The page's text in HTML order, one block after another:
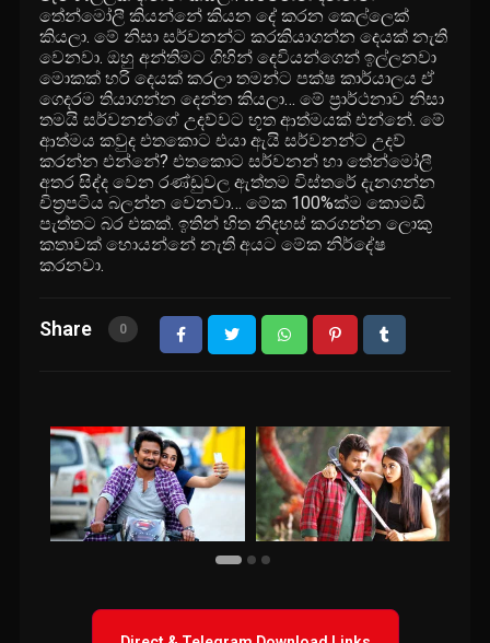
තේන්මෝලී කියන්නේ කියන දේ කරන කෙල්ලෙක්
කියලා. මේ නිසා සර්වනන්ට කරකියාගන්න දෙයක් නැති
වෙනවා. ඔහු අන්තිමට ගිහින් දෙවියන්ගෙන් ඉල්ලනවා
මොකක් හරි දෙයක් කරලා තමන්ට පක්ෂ කාර්යාලය ඒ
ගෙදරම තියාගන්න දෙන්න කියලා… මේ ප්‍රාර්ථනාව නිසා
තමයි සර්වනන්ගේ උදව්වට භූත ආත්මයක් එන්නේ. මේ
ආත්මය කවුද එතකොට එයා ඇයි සර්වනන්ට උදව්
කරන්න එන්නේ? එතකොට සර්වනන් හා තේන්මෝලී
අතර සිද්ද වෙන රණ්ඩුවල ඇත්තම විස්තරේ දැනගන්න
චිත්‍ර‍පටිය බලන්න වෙනවා… මේක 100%ක්ම කොමඩි
පැත්තට බර එකක්. ඉතින් හිත නිදහස් කරගන්න ලොකු
කතාවක් හොයන්නේ නැති අයට මේක නිර්දේෂ
කරනවා.
Share 0